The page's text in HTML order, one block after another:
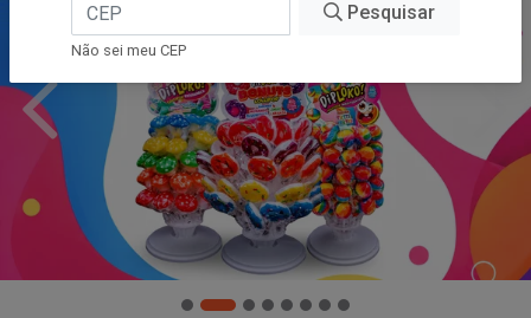
Pesquisar
Não sei meu CEP